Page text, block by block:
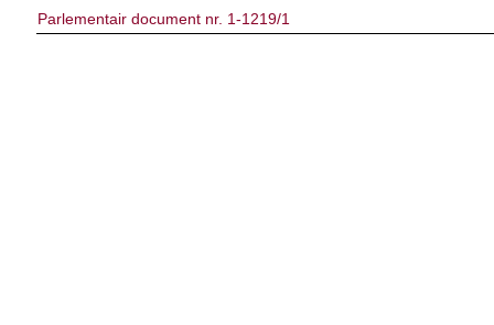
Parlementair document nr. 1-1219/1